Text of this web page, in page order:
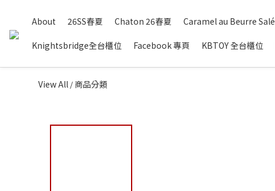
About 26SS春夏 Chaton 26春夏 Caramel au Beurre Salé
Knightsbridge全台櫃位 Facebook 專頁 KBTOY 全台櫃位
View All /商品分類